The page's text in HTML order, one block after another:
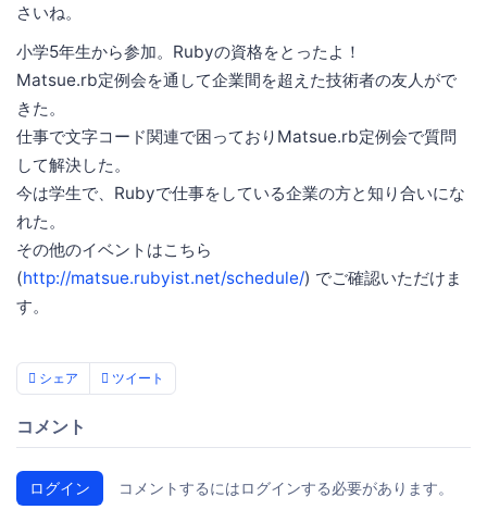
さいね。
小学5年生から参加。Rubyの資格をとったよ！
Matsue.rb定例会を通して企業間を超えた技術者の友人がで
きた。
仕事で文字コード関連で困っておりMatsue.rb定例会で質問
して解決した。
今は学生で、Rubyで仕事をしている企業の方と知り合いにな
れた。
その他のイベントはこちら
(http://matsue.rubyist.net/schedule/) でご確認いただけま
す。
シェア ツイート
コメント
ログイン コメントするにはログインする必要があります。